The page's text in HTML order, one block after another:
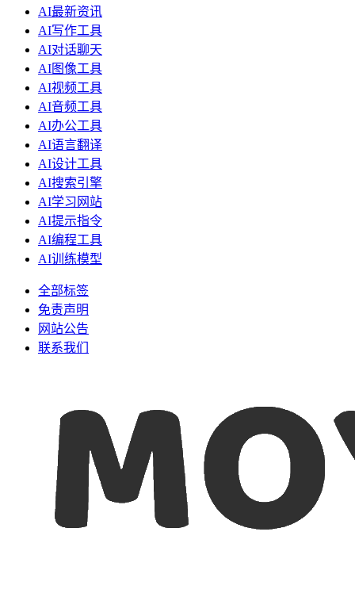
AI最新资讯
AI写作工具
AI对话聊天
AI图像工具
AI视频工具
AI音频工具
AI办公工具
AI语言翻译
AI设计工具
AI搜索引擎
AI学习网站
AI提示指令
AI编程工具
AI训练模型
全部标签
免责声明
网站公告
联系我们